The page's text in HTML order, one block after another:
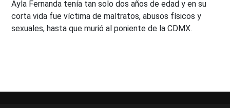
Ayla Fernanda tenía tan solo dos años de edad y en su
corta vida fue víctima de maltratos, abusos físicos y
sexuales, hasta que murió al poniente de la CDMX.